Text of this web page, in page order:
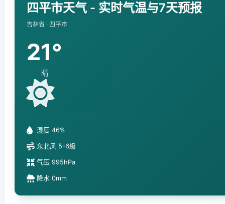
四平市天气 - 实时气温与7天预报
吉林省 · 四平市
21°
晴
湿度 46%
东北风 5-6级
气压 995hPa
降水 0mm